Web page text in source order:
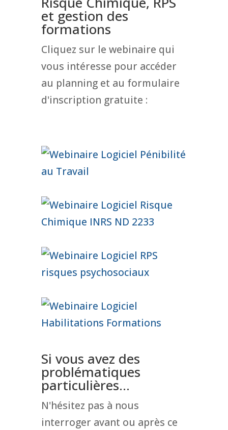
et gestion des
formations
Cliquez sur le webinaire qui
vous intéresse pour accéder
au planning et au formulaire
d'inscription gratuite :
Si vous avez des
problématiques
particulières...
N'hésitez pas à nous
interroger avant ou après ce